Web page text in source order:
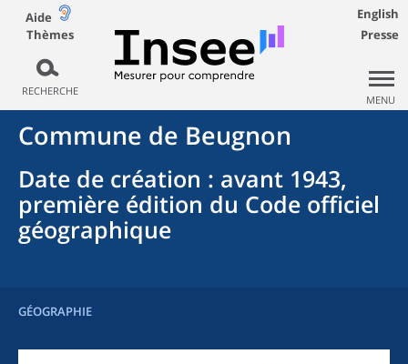
Aide
Thèmes
RECHERCHE
English
Presse
MENU
Commune de Beugnon
Date de création : avant 1943,
première édition du Code officiel
géographique
GÉOGRAPHIE